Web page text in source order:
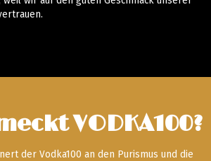
VODKA100?
der Vodka100 an den Purismus und die